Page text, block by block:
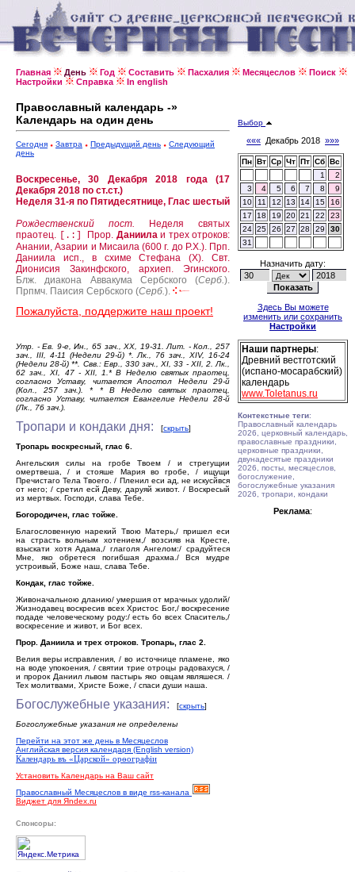
Главная День Год Составить Пасхалия Месяцеслов
Поиск
Настройки
Справка In english
Православный календарь -»
Календарь на один день
Сегодня Завтра Предыдущий день
Следующий
день
Воскресенье, 30 Декабря 2018 года (17
Декабря 2018 по ст.ст.)
Неделя 31-я по Пятидесятнице, Глас шестый
Рождественский пост.
Неделя святых
праотец.
[.:] Прор. Даниила и трех отроков:
Анании, Азарии и Мисаила (600 г. до Р.Х.). Прп.
Даниила исп., в схиме Стефана (X). Свт.
Дионисия Закинфского, архиеп. Эгинского.
Блж. диакона Аввакума Сербского (Серб.).
Прпмч. Паисия Сербского (Серб.).
Пожалуйста, поддержите наш проект!
Утр. - Ев. 9-е, Ин., 65 зач., XX, 19-31. Лит. - Кол., 257
зач., III, 4-11 (Недели 29-й) *. Лк., 76 зач., XIV, 16-24
(Недели 28-й) **. Свв.: Евр., 330 зач., XI, 33 - XII, 2. Лк.,
62 зач., XI, 47 - XII, 1.* В Неделю святых праотец,
согласно Уставу, читается Апостол Недели 29-й
(Кол., 257 зач.). * * В Неделю святых праотец,
согласно Уставу, читается Евангелие Недели 28-й
(Лк., 76 зач.).
Тропари и кондаки дня: [скрыть]
Тропарь воскресный, глас 6.
Ангельския силы на гробе Твоем / и стрегущии
омертвеша, / и стояше Мария во гробе, / ищущи
Пречистаго Тела Твоего. / Пленил еси ад, не искусйвся
от него; / сретил есй Деву, даруяй живот. / Воскресый
из мертвых. Господи, слава Тебе.
Богородичен, глас тойже.
Благословенную нарекий Твою Матерь,/ пришел еси
на страсть вольным хотением,/ возсияв на Кресте,
взыскати хотя Адама,/ глаголя Ангелом:/ срадуйтеся
Мне, яко обретеся погибшая драхма./ Вся мудре
устроивый, Боже наш, слава Тебе.
Кондак, глас тойже.
Живоначальною дланию/ умершия от мрачных удолий/
Жизнодавец воскресив всех Христос Бог,/ воскресение
подаде человеческому роду:/ есть бо всех Спаситель,/
воскресение и живот, и Бог всех.
Прор. Даниила и трех отроков. Тропарь, глас 2.
Велия веры исправления, / во источнице пламене, яко
на воде упокоения, / святии трие отроцы радовахуся, /
и пророк Даниил львом пастырь яко овцам являшеся. /
Тех молитвами, Христе Боже, / спаси души наша.
Богослужебные указания: [скрыть]
Богослужебные указания не определены
Перейти на этот же день в Месяцеслов
Английская версия календаря (English version)
Календарь въ «Царской» орѳографiи
Установить Календарь на Ваш сайт
Православный Месяцеслов в виде rss-канала
Виджет для Яndex.ru
Выбор
««« Декабрь 2018 »»»
Пн Вт Ср Чт Пт Сб Вс
1
2
3
4 5 6 7 8
9
10
11 12 13 14 15
16
17
18 19 20 21 22
23
24 25 26 27 28 29
30
31
Назначить дату:
Здесь Вы можете
изменить или сохранить
Настройки
Наши партнеры:
Древний вестготский
(испано-мосарабский)
календарь
www.Toletanus.ru
Контекстные теги:
Православный календарь
2026, церковный календарь,
православные праздники,
церковные праздники,
двунадесятые праздники
2026, посты, месяцеслов,
богослужение,
богослужебные указания
2026, тропари, кондаки
Реклама:
Спонсоры: